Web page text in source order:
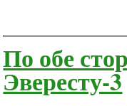
По обе
Эвересту-3